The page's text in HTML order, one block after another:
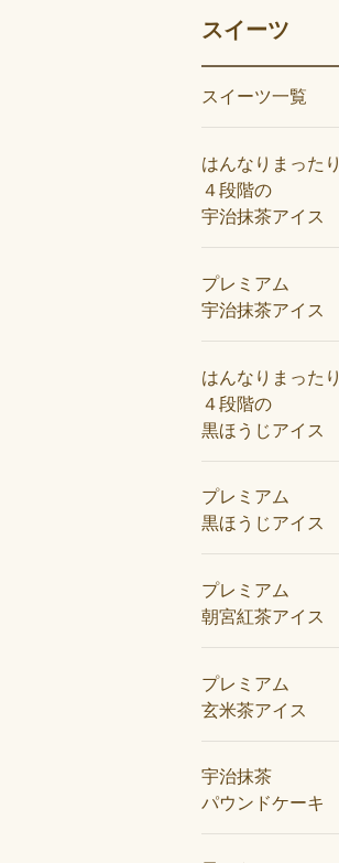
スイーツ
スイーツ一覧
はんなりまったり
４段階の
宇治抹茶アイス
プレミアム
宇治抹茶アイス
はんなりまったり
４段階の
黒ほうじアイス
プレミアム
黒ほうじアイス
プレミアム
朝宮紅茶アイス
プレミアム
玄米茶アイス
宇治抹茶
パウンドケーキ